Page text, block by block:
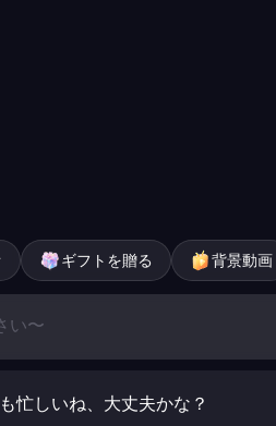
ギフトを贈る 背景動画
忙しいね、大丈夫かな？